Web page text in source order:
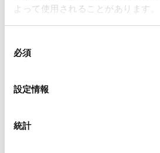
よって使用されることがあります。
必須
設定情報
統計
機能仕様